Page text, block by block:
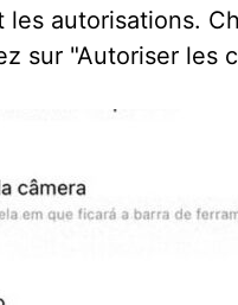
les autorisations.
sur "Autoriser les